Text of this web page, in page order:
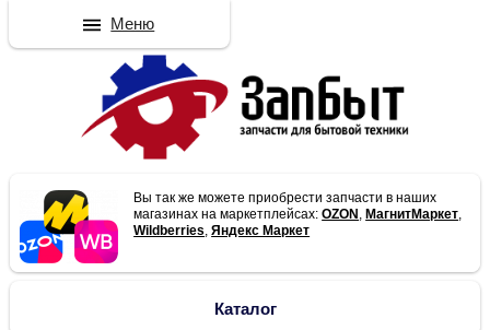
Вы так же можете приобрести запчасти в наших
магазинах на маркетплейсах:OZON , МагнитМаркет,
Wildberries,Яндекс Маркет
Каталог
Меню